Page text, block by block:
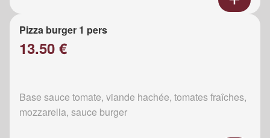
Pizza burger 1 pers
13.50 €
Base sauce tomate, viande hachée, tomates fraîches,
mozzarella, sauce burger